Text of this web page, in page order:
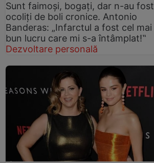
Sunt faimoşi, bogaţi, dar n-au fost
ocoliţi de boli cronice. Antonio
Banderas: „Infarctul a fost cel mai
bun lucru care mi s-a întâmplat!‟
Dezvoltare personală